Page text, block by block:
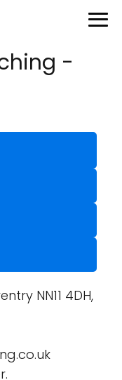
-
NN11 4DH,